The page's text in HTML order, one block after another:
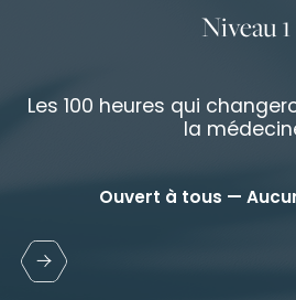
Niveau 1
Les 100 heures qui
la
Ouvert à tous —